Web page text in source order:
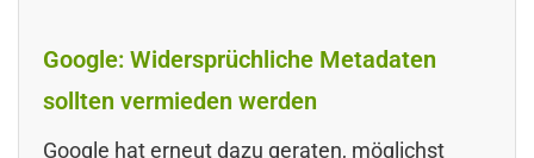
Google: Widersprüchliche Metadaten
sollten vermieden werden
Google hat erneut dazu geraten, möglichst